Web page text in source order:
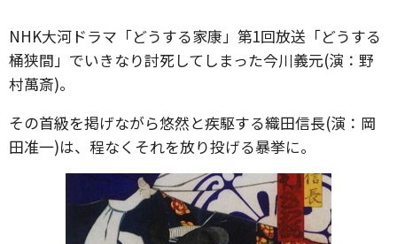
NHK大河ドラマ「どうする家康」第1回放送「どうする
桶狭間」でいきなり討死してしまった今川義元(演：野
村萬斎)。
その首級を掲げながら悠然と疾駆する織田信長(演：岡
田准一)は、程なくそれを放り投げる暴挙に。